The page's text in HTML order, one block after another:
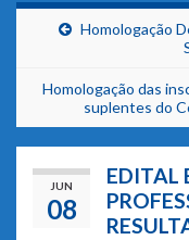
Homologação
Homologação das
suplentes do
JUN
08
EDITAL